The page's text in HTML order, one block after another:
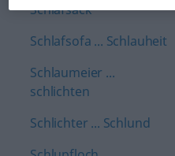
Schlafsack
Schlafsofa ... Schlauheit
Schlaumeier ...
schlichten
Schlichter ... Schlund